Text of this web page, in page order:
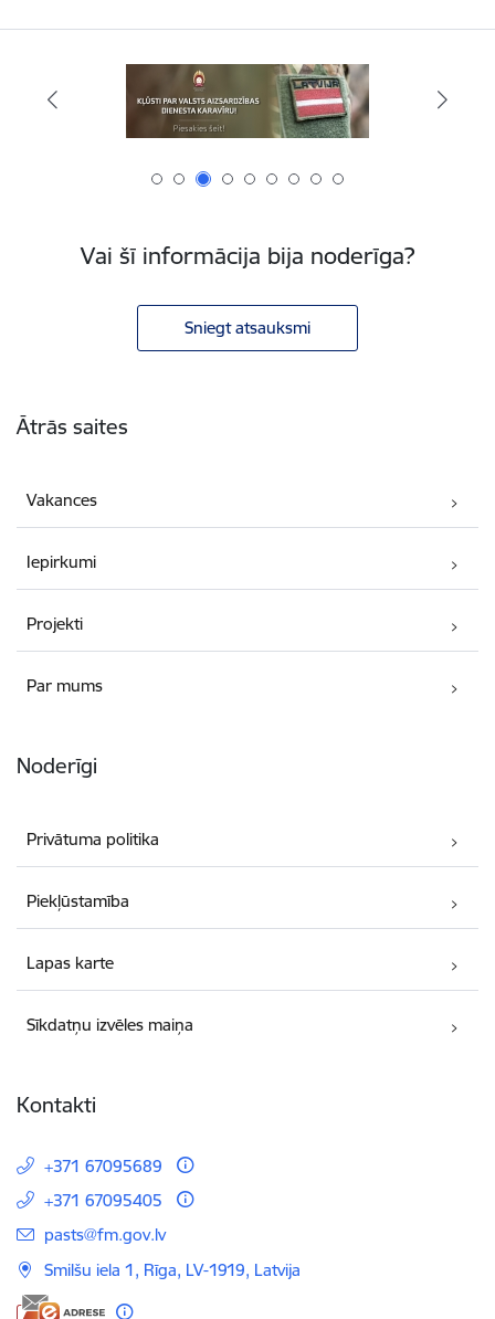
Vai šī informācija bija noderīga?
Sniegt atsauksmi
Ātrās saites
Vakances
Iepirkumi
Projekti
Par mums
Noderīgi
Privātuma politika
Piekļūstamība
Lapas karte
Sīkdatņu izvēles maiņa
Kontakti
+371 67095689
+371 67095405
E-pasts:
pasts@fm.gov.lv
Smilšu iela 1, Rīga, LV-1919, Latvija